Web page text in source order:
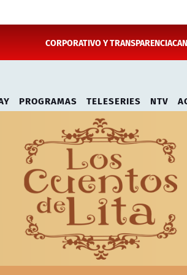
CORPORATIVO Y TRANSPARENCIA
PROGRAMAS TELESERIES NTV